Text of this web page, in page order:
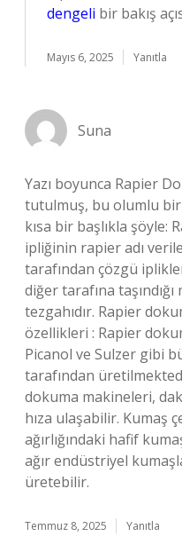
dengeli bir bakış
Mayıs 6, 2025 Yanıtla
Suna
Yazı boyunca Rapier
tutulmuş, bu olumlu bir
kısa bir başlıkla şöyle:
ipliğinin rapier adı
tarafından çözgü
diğer tarafına
tezgahıdır. Rapier
özellikleri : Rapier
Picanol ve Sulzer gibi
tarafından
dokuma makineleri,
hıza ulaşabilir. Kumaş
ağırlığındaki hafif
ağır endüstriyel
üretebilir.
Temmuz 8, 2025 Yanıtla